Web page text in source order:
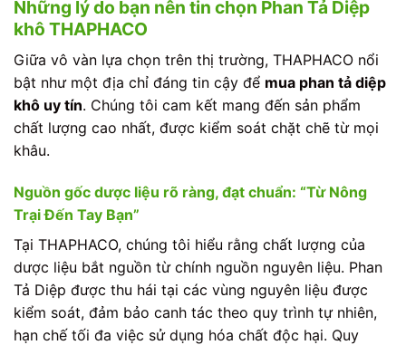
Những lý do bạn nên tin chọn Phan Tả Diệp
khô THAPHACO
Giữa vô vàn lựa chọn trên thị trường, THAPHACO nổi
bật như một địa chỉ đáng tin cậy để mua phan tả diệp
khô uy tín. Chúng tôi cam kết mang đến sản phẩm
chất lượng cao nhất, được kiểm soát chặt chẽ từ mọi
khâu.
Nguồn gốc dược liệu rõ ràng, đạt chuẩn: “Từ Nông
Trại Đến Tay Bạn”
Tại THAPHACO, chúng tôi hiểu rằng chất lượng của
dược liệu bắt nguồn từ chính nguồn nguyên liệu. Phan
Tả Diệp được thu hái tại các vùng nguyên liệu được
kiểm soát, đảm bảo canh tác theo quy trình tự nhiên,
hạn chế tối đa việc sử dụng hóa chất độc hại. Quy